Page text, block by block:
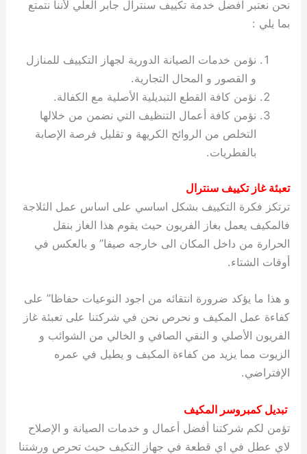
نحن نعتبر افضل خدمة تكييف سنترال جابر العلي لأننا نتمتع
بما يلي :
نؤمن خدمات الصيانة الدورية لجهاز التكييف للمنازل
و القصور و المحال التجارية.
نؤمن كافة القطع التبديلية الأصلية مع الكفالة.
نؤمن كافة أعمال التنظيف التي نضمن من خلالها
التخلص من الروائح الكريهة و تقليل فرصة الإصابة
بالفطريات.
تعبئة غاز تكييف سنترال
ترتكز فكرة التكييف بشكل اساسي على اساس عمل الثلاجة
فالمكيف يعمل بغاز الفريون حيث يقوم هذا الغاز بنقل
الحرارة من داخل المكان الى خارجه صيفا” و بالعكس في
أوقات الشتاء.
و هذا ما يؤكد ضرورة انتقائه من اجود النوعيات حفاظا” على
كفاءة عمل المكيف و نحرص نحن في شركتنا على تعبئة غاز
الفريون الأصلي و النقي الصافي و الخالي من الشوائب و
الزيوت مما يزيد من كفاءة المكيف و يطيل في عمره
الإفتراضي.
تبديل كمبروسر المكيف
تؤمن لكم شركتنا أفضل أعمال و خدمات الصيانة و الإصلاح
لاي عطل في اي قطعة في جهاز التكيف حيث تحرص ورشتنا